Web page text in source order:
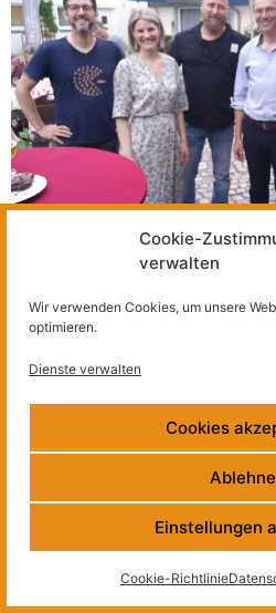
Cookie-
verwalten
Wir verwenden Cookies, um unsere
optimieren.
Dienste verwalten
Cookies
Einstellungen
Cookie-Richtlinie
Im Nachgang der diesjährigen
beging der Dachverband der
Landschaftspflegeverbände
Veranstaltung mit vielen
Begleitern aus Naturschutz,